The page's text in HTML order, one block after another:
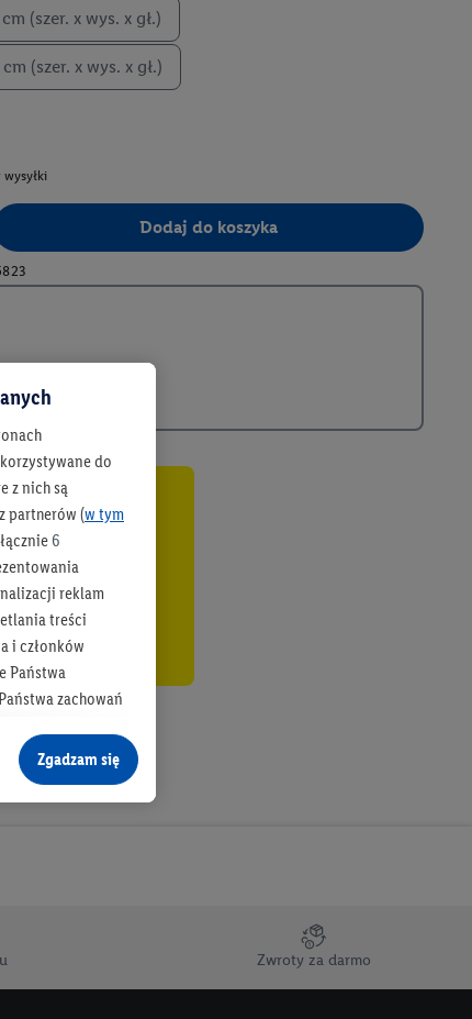
(szer. x wys. x gł.)
(szer. x wys. x gł.)
Dodaj do koszyka
Zwroty za darmo
do
z nich są
partnerów (w tym
6
reklam
treści
i członków
Państwa
zachowań
o dane z innych
przez różne
treści.
Zgadzam się